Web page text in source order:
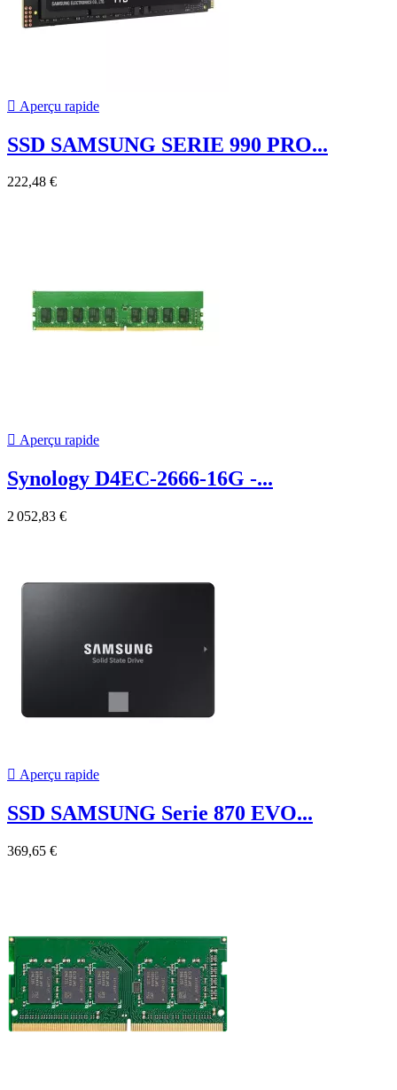
 Aperçu rapide
SSD SAMSUNG SERIE 990 PRO...
222,48 €
 Aperçu rapide
Synology D4EC-2666-16G -...
2 052,83 €
 Aperçu rapide
SSD SAMSUNG Serie 870 EVO...
369,65 €